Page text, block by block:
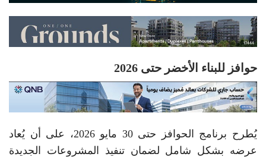
حوافز للبناء الأخضر حتى 2026
يُطرح برنامج الحوافز حتى 30 مايو 2026، على أن يُعاد
عرضه بشكل شامل لضمان تنفيذ المشروعات الجديدة